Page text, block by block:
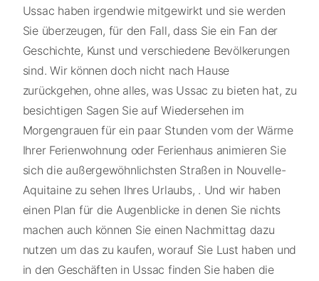
Ussac haben irgendwie mitgewirkt und sie werden
Sie überzeugen, für den Fall, dass Sie ein Fan der
Geschichte, Kunst und verschiedene Bevölkerungen
sind. Wir können doch nicht nach Hause
zurückgehen, ohne alles, was Ussac zu bieten hat, zu
besichtigen Sagen Sie auf Wiedersehen im
Morgengrauen für ein paar Stunden vom der Wärme
Ihrer Ferienwohnung oder Ferienhaus animieren Sie
sich die außergewöhnlichsten Straßen in Nouvelle-
Aquitaine zu sehen Ihres Urlaubs, . Und wir haben
einen Plan für die Augenblicke in denen Sie nichts
machen auch können Sie einen Nachmittag dazu
nutzen um das zu kaufen, worauf Sie Lust haben und
in den Geschäften in Ussac finden Sie haben die